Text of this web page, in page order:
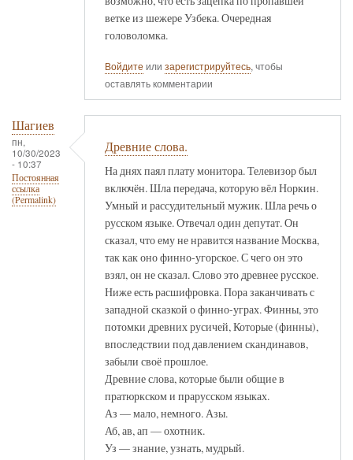
ветке из шежере Узбека. Очередная
головоломка.
Войдите или зарегистрируйтесь, чтобы
оставлять комментарии
Шагиев
пн,
10/30/2023
- 10:37
Постоянная
ссылка
(Permalink)
Древние слова.
На днях паял плату монитора. Телевизор был
включён. Шла передача, которую вёл Норкин.
Умный и рассудительный мужик. Шла речь о
русском языке. Отвечал один депутат. Он
сказал, что ему не нравится название Москва,
так как оно финно-угорское. С чего он это
взял, он не сказал. Слово это древнее русское.
Ниже есть расшифровка. Пора заканчивать с
западной сказкой о финно-уграх. Финны, это
потомки древних русичей, Которые (финны),
впоследствии под давлением скандинавов,
забыли своё прошлое.
Древние слова, которые были общие в
пратюркском и прарусском языках.
Аз — мало, немного. Азы.
Аб, ав, ап — охотник.
Уз — знание, узнать, мудрый.